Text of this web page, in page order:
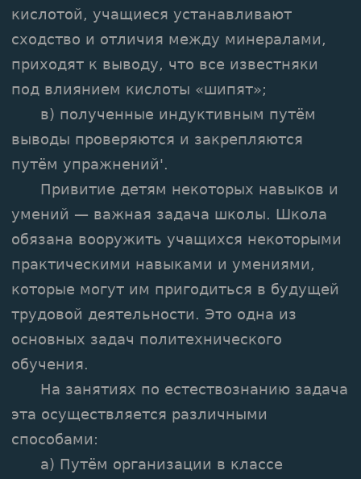
кислотой, учащиеся устанавливают
сходство и отличия между минералами,
приходят к выводу, что все известняки
под влиянием кислоты «шипят»;
в) полученные индуктивным путём
выводы проверяются и закрепляются
путём упражнений'.
Привитие детям некоторых навыков и
умений — важная задача школы. Школа
обязана вооружить учащихся некоторыми
практическими навыками и умениями,
которые могут им пригодиться в будущей
трудовой деятельности. Это одна из
основных задач политехнического
обучения.
На занятиях по естествознанию задача
эта осуществляется различными
способами:
а) Путём организации в классе